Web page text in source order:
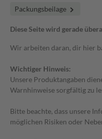
Packungsbeilage
Diese Seite wird gerade
Wir arbeiten daran, dir hier
Wichtiger Hinweis:
Unsere Produktangaben
Warnhinweise sorgfältig zu
Bitte beachte, dass unsere
möglichen Risiken oder